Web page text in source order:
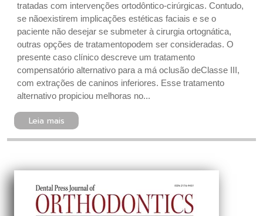
tratadas com intervenções ortodôntico-cirúrgicas. Contudo,
se não existirem implicações estéticas faciais e se o
paciente não desejar se submeter à cirurgia ortognática,
outras opções de tratamentopodem ser consideradas. O
presente caso clínico descreve um tratamento
compensatório alternativo para a má oclusão deClasse III,
com extrações de caninos inferiores. Esse tratamento
alternativo propiciou melhoras no...
Leia mais